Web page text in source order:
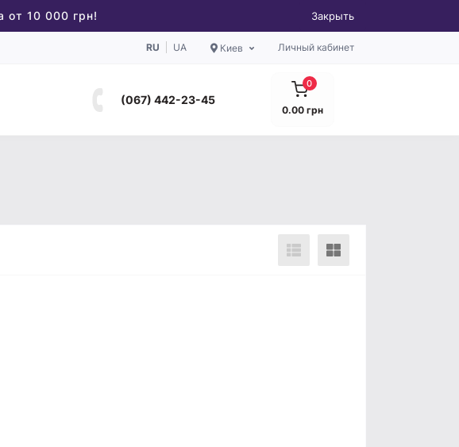
от 10 000 грн! Закрыть
RU UA Киев Личный кабинет
(067) 442-23-45
0
0.00 грн